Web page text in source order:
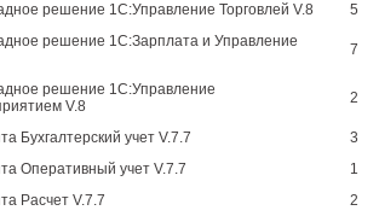
решение 1С:Управление Торговлей V.8
5
решение 1С:Зарплата и Управление
7
решение 1С:Управление
V.8
2
Бухгалтерский учет V.7.7
3
Оперативный учет V.7.7
1
Расчет V.7.7
2